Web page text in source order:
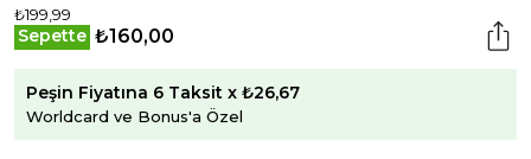
₺199,99
Sepette ₺160,00
Peşin Fiyatına 6 Taksit x ₺26,67
Worldcard ve Bonus'a Özel